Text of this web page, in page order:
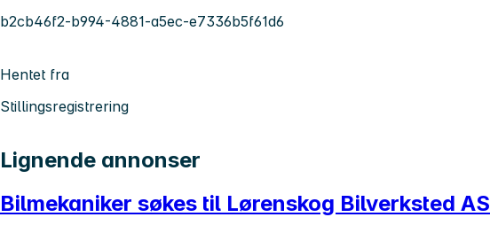
b2cb46f2-b994-4881-a5ec-e7336b5f61d6
Hentet fra
Stillingsregistrering
Lignende annonser
Bilmekaniker søkes til Lørenskog Bilverksted AS